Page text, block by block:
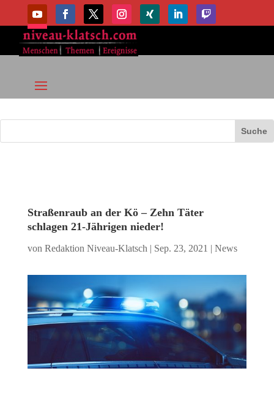
Straßenraub an der Kö – Zehn Täter
schlagen 21-Jährigen nieder!
von Redaktion Niveau-Klatsch | Sep. 23, 2021 | News